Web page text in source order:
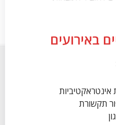
באירועים
אינטראקטיביות
תקשורת